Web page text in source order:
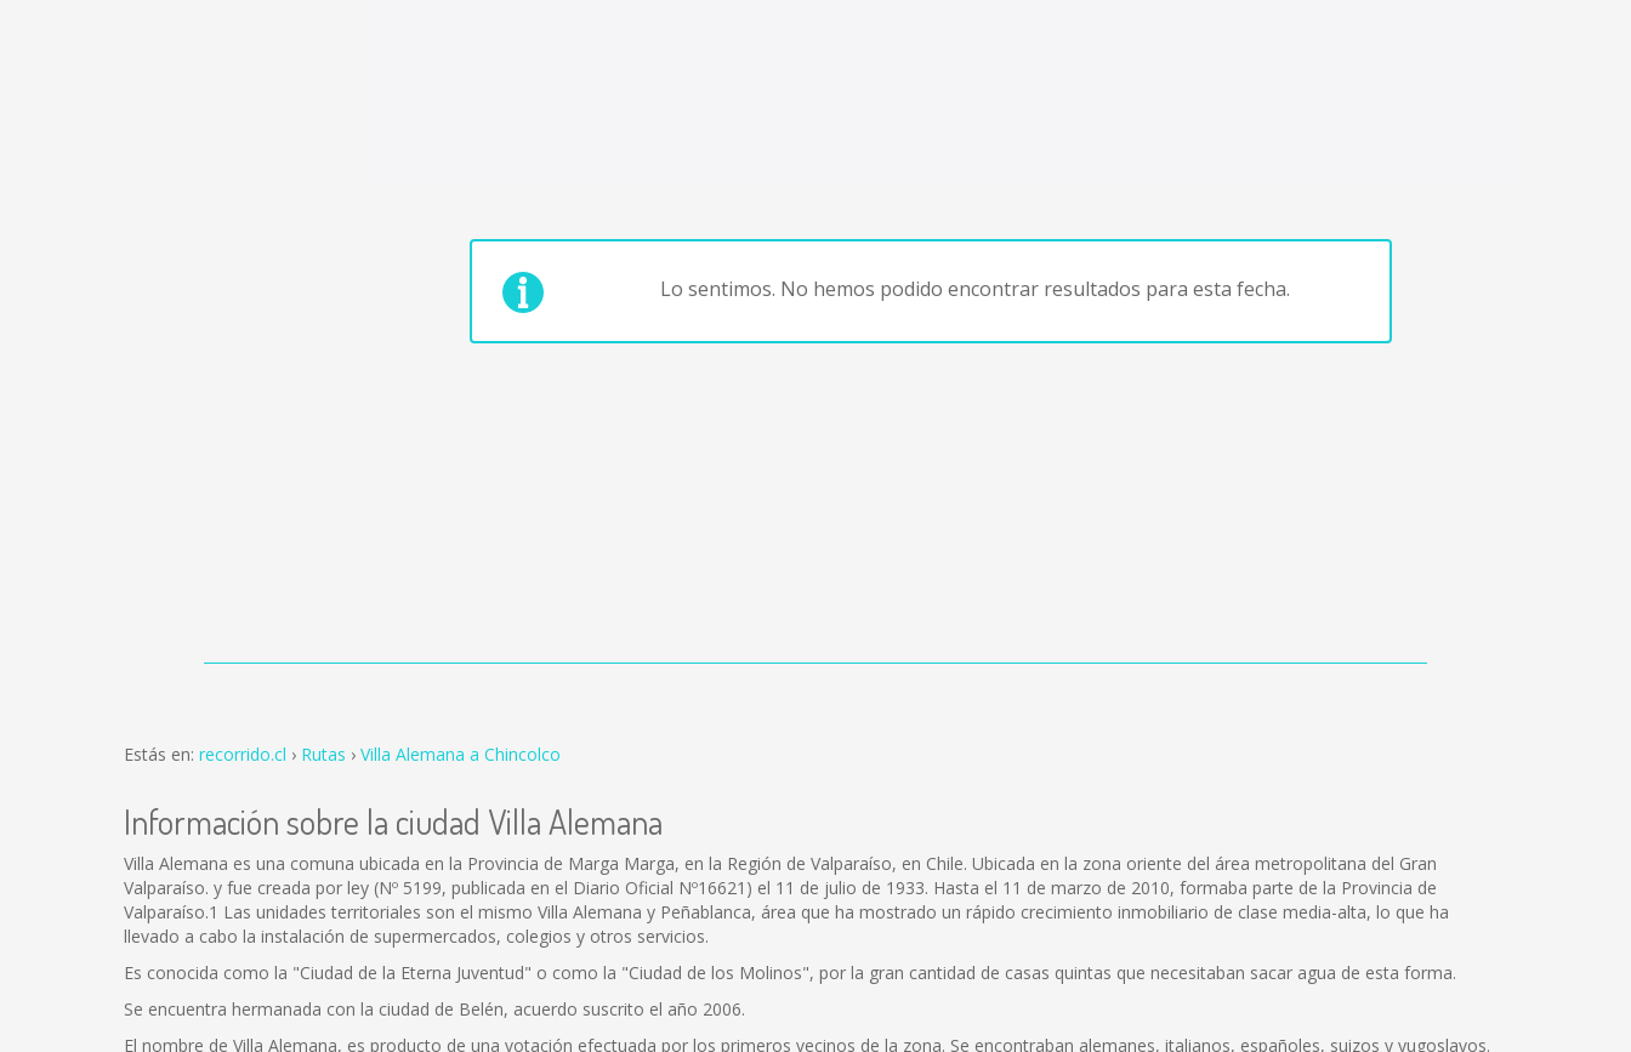
Lo sentimos. No hemos podido encontrar resultados para esta fecha.
Estás en: recorrido.cl Rutas Villa Alemana a Chincolco
Información sobre la ciudad Villa Alemana
Villa Alemana es una comuna ubicada en la Provincia de Marga Marga, en la Región de Valparaíso, en Chile. Ubicada en la zona oriente del área metropolitana del Gran
Valparaíso. y fue creada por ley (Nº 5199, publicada en el Diario Oficial Nº16621) el 11 de julio de 1933. Hasta el 11 de marzo de 2010, formaba parte de la Provincia de
Valparaíso.1 Las unidades territoriales son el mismo Villa Alemana y Peñablanca, área que ha mostrado un rápido crecimiento inmobiliario de clase media-alta, lo que ha
llevado a cabo la instalación de supermercados, colegios y otros servicios.
Es conocida como la "Ciudad de la Eterna Juventud" o como la "Ciudad de los Molinos", por la gran cantidad de casas quintas que necesitaban sacar agua de esta forma.
Se encuentra hermanada con la ciudad de Belén, acuerdo suscrito el año 2006.
El nombre de Villa Alemana, es producto de una votación efectuada por los primeros vecinos de la zona. Se encontraban alemanes, italianos, españoles, suizos y yugoslavos.